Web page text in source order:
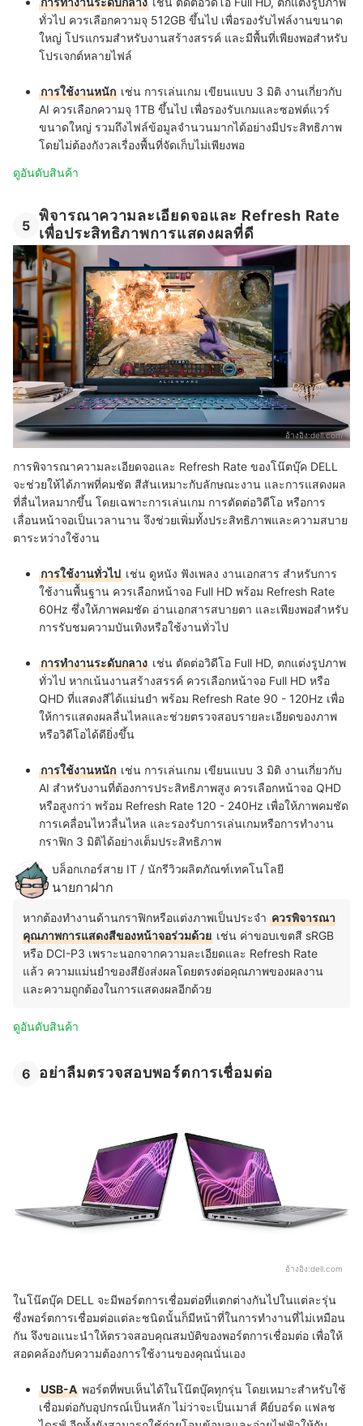
ทั่วไป ควรเลือกความจุ 512GB ขึ้นไป เพื่อรองรับไฟล์งานขนาด
ใหญ่ โปรแกรมสำหรับงานสร้างสรรค์ และมีพื้นที่เพียงพอสำหรับ
โปรเจกต์หลายไฟล์
การใช้งานหนัก เช่น การเล่นเกม เขียนแบบ 3 มิติ งานเกี่ยวกับ
AI ควรเลือกความจุ 1TB ขึ้นไป เพื่อรองรับเกมและซอฟต์แวร์
ขนาดใหญ่ รวมถึงไฟล์ข้อมูลจำนวนมากได้อย่างมีประสิทธิภาพ
โดยไม่ต้องกังวลเรื่องพื้นที่จัดเก็บไม่เพียงพอ
ดูอันดับสินค้า
5
พิจารณาความละเอียดจอและ Refresh Rate
เพื่อประสิทธิภาพการแสดงผลที่ดี
อ้างอิง:dell.com
การพิจารณาความละเอียดจอและ Refresh Rate ของโน๊ตบุ๊ค DELL
จะช่วยให้ได้ภาพที่คมชัด สีสันเหมาะกับลักษณะงาน และการแสดงผล
ที่ลื่นไหลมากขึ้น โดยเฉพาะการเล่นเกม การตัดต่อวิดีโอ หรือการ
เลื่อนหน้าจอเป็นเวลานาน จึงช่วยเพิ่มทั้งประสิทธิภาพและความสบาย
ตาระหว่างใช้งาน
การใช้งานทั่วไป เช่น ดูหนัง ฟังเพลง งานเอกสาร สำหรับการ
ใช้งานพื้นฐาน ควรเลือกหน้าจอ Full HD พร้อม Refresh Rate
60Hz ซึ่งให้ภาพคมชัด อ่านเอกสารสบายตา และเพียงพอสำหรับ
การรับชมความบันเทิงหรือใช้งานทั่วไป
การทำงานระดับกลาง เช่น ตัดต่อวิดีโอ Full HD, ตกแต่งรูปภาพ
ทั่วไป หากเน้นงานสร้างสรรค์ ควรเลือกหน้าจอ Full HD หรือ
QHD ที่แสดงสีได้แม่นยำ พร้อม Refresh Rate 90 - 120Hz เพื่อ
ให้การแสดงผลลื่นไหลและช่วยตรวจสอบรายละเอียดของภาพ
หรือวิดีโอได้ดียิ่งขึ้น
การใช้งานหนัก เช่น การเล่นเกม เขียนแบบ 3 มิติ งานเกี่ยวกับ
AI สำหรับงานที่ต้องการประสิทธิภาพสูง ควรเลือกหน้าจอ QHD
หรือสูงกว่า พร้อม Refresh Rate 120 - 240Hz เพื่อให้ภาพคมชัด
การเคลื่อนไหวลื่นไหล และรองรับการเล่นเกมหรือการทำงาน
กราฟิก 3 มิติได้อย่างเต็มประสิทธิภาพ
บล็อกเกอร์สาย IT / นักรีวิวผลิตภัณฑ์เทคโนโลยี
นายกาฝาก
หากต้องทำงานด้านกราฟิกหรือแต่งภาพเป็นประจำ ควรพิจารณา
คุณภาพการแสดงสีของหน้าจอร่วมด้วย เช่น ค่าขอบเขตสี sRGB
หรือ DCI-P3 เพราะนอกจากความละเอียดและ Refresh Rate
แล้ว ความแม่นยำของสียังส่งผลโดยตรงต่อคุณภาพของผลงาน
และความถูกต้องในการแสดงผลอีกด้วย
ดูอันดับสินค้า
6 อย่าลืมตรวจสอบพอร์ตการเชื่อมต่อ
อ้างอิง:dell.com
ในโน๊ตบุ๊ค DELL จะมีพอร์ตการเชื่อมต่อที่แตกต่างกันไปในแต่ละรุ่น
ซึ่งพอร์ตการเชื่อมต่อแต่ละชนิดนั้นก็มีหน้าที่ในการทำงานที่ไม่เหมือน
กัน จึงขอแนะนำให้ตรวจสอบคุณสมบัติของพอร์ตการเชื่อมต่อ เพื่อให้
สอดคล้องกับความต้องการใช้งานของคุณนั่นเอง
USB-A พอร์ตที่พบเห็นได้ในโน๊ตบุ๊คทุกรุ่น โดยเหมาะสำหรับใช้
เชื่อมต่อกับอุปกรณ์เป็นหลัก ไม่ว่าจะเป็นเมาส์ คีย์บอร์ด แฟลช